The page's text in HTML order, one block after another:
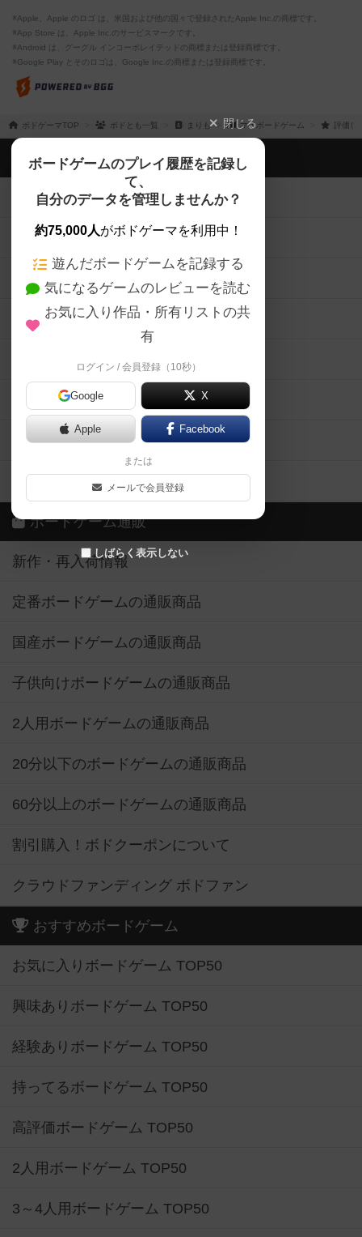
※Apple、Apple のロゴ は、米国および他の国々で登録されたApple Inc.の商標です。
※App Store は、Apple Inc.のサービスマークです。
※Android は、グーグル インコーポレイテッドの商標または登録商標です。
※Google Play とそのロゴは、Google Inc.の商標または登録商標です。
ボドゲーマTOP ボドとも一覧 まりも マイボードゲーム 評価し
閉じる
ボードゲームのプレイ履歴を記録し
て、
自分のデータを管理しませんか？
約75,000人がボドゲーマを利用中！
遊んだボードゲームを記録する
気になるゲームのレビューを読む
お気に入り作品・所有リストの共
有
ログイン / 会員登録（10秒）
Google X
Apple Facebook
または
メールで会員登録
しばらく表示しない
ボドゲーマTOP
ボードゲームを検索する
ボードゲームの新着レビュー
ボードゲーム会情報
メカニクス特集
掲示板・トピックス
ボドとも・会員一覧
ボードゲーム業界コラム
ボドゲーマご利用案内
ボードゲーム通販
新作・再入荷情報
定番ボードゲームの通販商品
国産ボードゲームの通販商品
子供向けボードゲームの通販商品
2人用ボードゲームの通販商品
20分以下のボードゲームの通販商品
60分以上のボードゲームの通販商品
割引購入！ボドクーポンについて
クラウドファンディング ボドファン
おすすめボードゲーム
お気に入りボードゲーム TOP50
興味ありボードゲーム TOP50
経験ありボードゲーム TOP50
持ってるボードゲーム TOP50
高評価ボードゲーム TOP50
2人用ボードゲーム TOP50
3～4人用ボードゲーム TOP50